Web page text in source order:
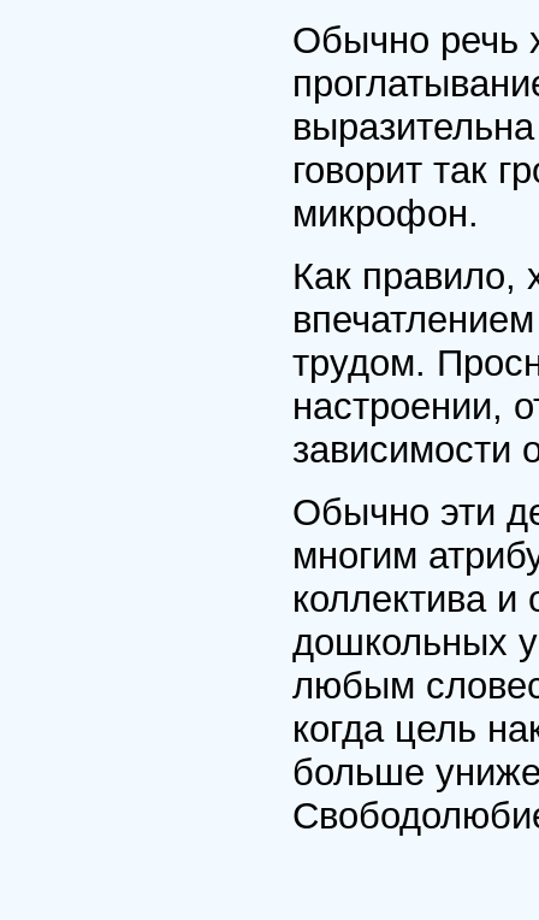
Обычно речь
говорит так
микрофон.
Как правило,
трудом.
настроении,
зависимости
Обычно эти
многим
коллектива
дошкольных
любым
когда цель
больше